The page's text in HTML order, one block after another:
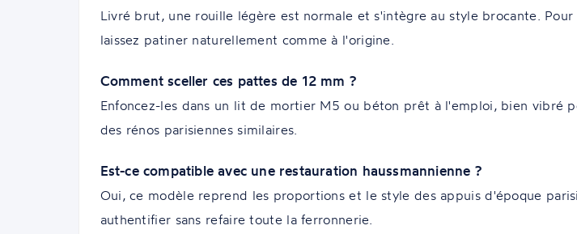
Livré brut, une rouille légère est normale et s'intègre au style brocante.
laissez patiner naturellement comme à l'origine.
Comment sceller ces pattes de 12 mm ?
Enfoncez-les dans un lit de mortier M5 ou béton prêt à l'emploi, bien vibré
des rénos parisiennes similaires.
Est-ce compatible avec une restauration haussmannienne ?
Oui, ce modèle reprend les proportions et le style des appuis d'époque
authentifier sans refaire toute la ferronnerie.